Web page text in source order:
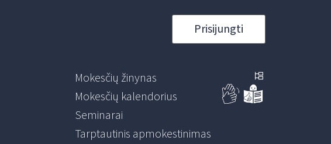
Prisijungti
Mokesčių žinynas
Mokesčių kalendorius
Seminarai
Tarptautinis apmokestinimas